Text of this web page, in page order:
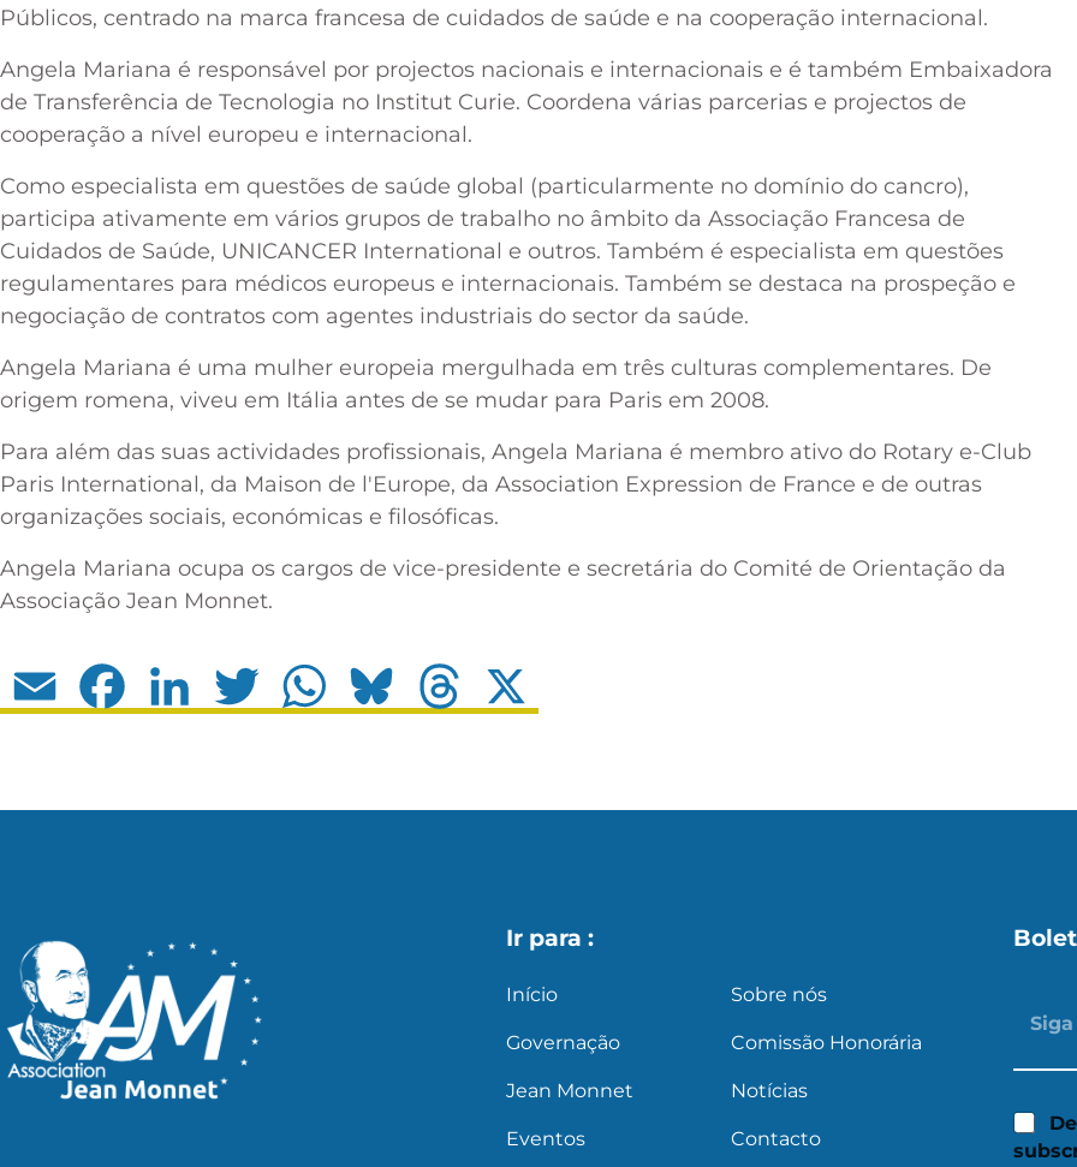
Públicos, centrado na marca francesa de cuidados de saúde e na cooperação internacional.
Angela Mariana é responsável por projectos nacionais e internacionais e é também Embaixadora
de Transferência de Tecnologia no Institut Curie. Coordena várias parcerias e projectos de
cooperação a nível europeu e internacional.
Como especialista em questões de saúde global (particularmente no domínio do cancro),
participa ativamente em vários grupos de trabalho no âmbito da Associação Francesa de
Cuidados de Saúde, UNICANCER International e outros. Também é especialista em questões
regulamentares para médicos europeus e internacionais. Também se destaca na prospeção e
negociação de contratos com agentes industriais do sector da saúde.
Angela Mariana é uma mulher europeia mergulhada em três culturas complementares. De
origem romena, viveu em Itália antes de se mudar para Paris em 2008.
Para além das suas actividades profissionais, Angela Mariana é membro ativo do Rotary e-Club
Paris International, da Maison de l'Europe, da Association Expression de France e de outras
organizações sociais, económicas e filosóficas.
Angela Mariana ocupa os cargos de vice-presidente e secretária do Comité de Orientação da
Associação Jean Monnet.
Email FacebookLinkedIn Twitter WhatsAppBluesky Threads
Ir para :
Início Sobre nós
Governação Comissão Honorária
Jean Monnet Notícias
Eventos Contacto